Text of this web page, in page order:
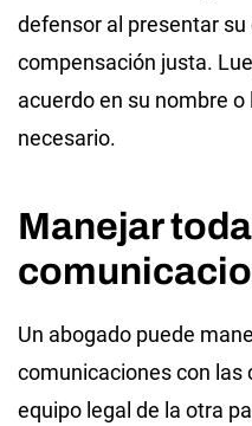
defensor al presentar
compensación justa.
acuerdo en su nombre
necesario.
Manejar
Un abogado puede
comunicaciones con las
equipo legal de la otra